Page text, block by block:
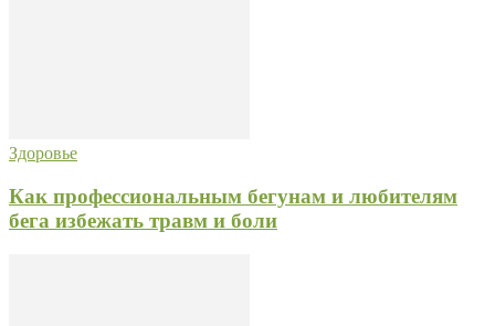
Здоровье
Как профессиональным бегунам и любителям
бега избежать травм и боли